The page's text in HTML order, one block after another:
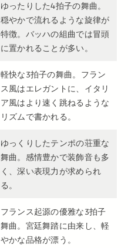
ゆったりした4拍子の舞曲。
穏やかで流れるような旋律が
特徴。バッハの組曲では冒頭
に置かれることが多い。
軽快な3拍子の舞曲。フラン
ス風はエレガントに、イタリ
ア風はより速く跳ねるような
リズムで書かれる。
ゆっくりしたテンポの荘重な
舞曲。感情豊かで装飾音も多
く、深い表現力が求められ
る。
フランス起源の優雅な3拍子
舞曲。宮廷舞踏に由来し、軽
やかな品格が漂う。